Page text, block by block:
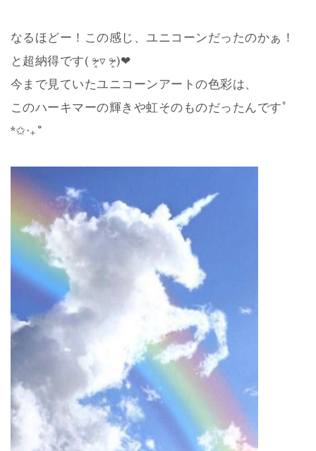
なるほどー！この感じ、ユニコーンだったのかぁ！
と超納得です( ᵒ̴̶̷͈ ▿ ᵒ̴̶̷͈ )❤︎
今まで見ていたユニコーンアートの色彩は、
このハーキマーの輝きや虹そのものだったんですﾟ
*✩‧₊˚